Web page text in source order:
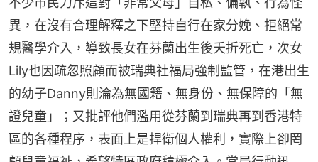
異，在沒有合理解釋之下堅持自行在家分娩、拒絕常
規醫學介入，導致長女在芬蘭出生後夭折死亡，次女
Lily也因疏忽照顧而被瑞典社福局強制監管，在港出生
的幼子Danny則淪為無國籍、無身份、無保障的「無
證兒童」；又批評他們濫用從芬蘭到瑞典再到香港特
區的各種程序，表面上是捍衛個人權利，實際上卻罔